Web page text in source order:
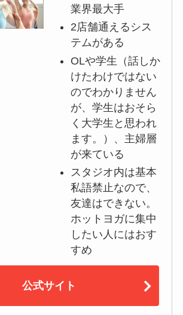
業界最大手
2店舗通えるシス
テムがある
OLや学生（話しか
けたわけではない
のでわかりません
が、学生はおそら
く大学生と思われ
ます。）、主婦層
が来ている
スタジオ内は基本
私語禁止なので、
友達はできない。
ホットヨガに集中
したい人にはおす
すめ
公式サイト